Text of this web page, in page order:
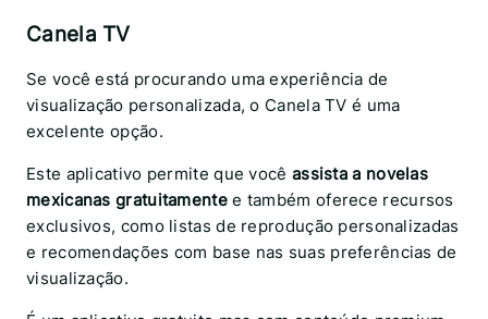
Canela TV
Se você está procurando uma experiência de
visualização personalizada, o Canela TV é uma
excelente opção.
Este aplicativo permite que você assista a novelas
mexicanas gratuitamentee também oferece recursos
exclusivos, como listas de reprodução personalizadas
e recomendações com base nas suas preferências de
visualização.